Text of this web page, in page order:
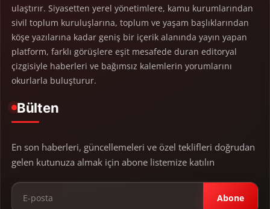
ulaştırır. Siyasetten yerel yönetimlere, kamu kurumlarından
sivil toplum kuruluşlarına, toplum ve yaşam başlıklarından
köşe yazılarına kadar geniş bir içerik alanında yayın yapan
platform, farklı görüşlere eşit mesafede duran editoryal
çizgisiyle haberleri ve bağımsız kalemlerin yorumlarını
okurlarla buluşturur.
Bülten
En son haberleri, güncellemeleri ve özel teklifleri doğrudan
gelen kutunuza almak için abone listemize katılın
Abone